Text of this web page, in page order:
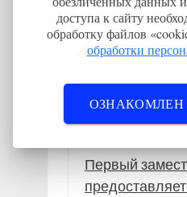
➣Кто должен
➣Где и кем работать,
Новые вакансии
Первый
доступа к сайту
обработку файлов
обработки
ОЗНАКОМЛЕН